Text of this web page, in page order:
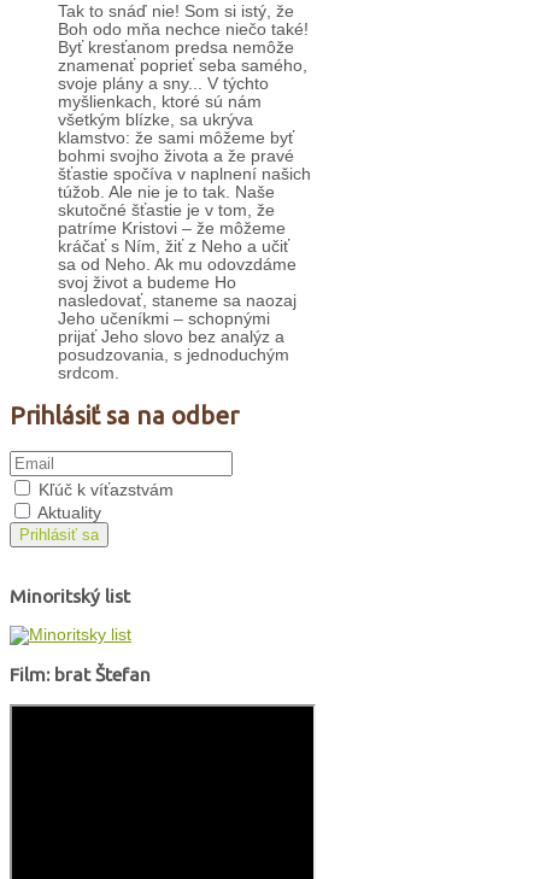
Tak to snáď nie! Som si istý, že
Boh odo mňa nechce niečo také!
Byť kresťanom predsa nemôže
znamenať poprieť seba samého,
svoje plány a sny... V týchto
myšlienkach, ktoré sú nám
všetkým blízke, sa ukrýva
klamstvo: že sami môžeme byť
bohmi svojho života a že pravé
šťastie spočíva v naplnení našich
túžob. Ale nie je to tak. Naše
skutočné šťastie je v tom, že
patríme Kristovi – že môžeme
kráčať s Ním, žiť z Neho a učiť
sa od Neho. Ak mu odovzdáme
svoj život a budeme Ho
nasledovať, staneme sa naozaj
Jeho učeníkmi – schopnými
prijať Jeho slovo bez analýz a
posudzovania, s jednoduchým
srdcom.
Prihlásiť sa na odber
Kľúč k víťazstvám
Aktuality
Prihlásiť sa
Minoritský list
Film: brat Štefan